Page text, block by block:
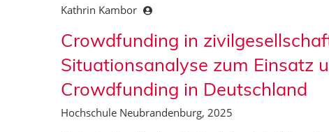
Kathrin Kambor
Crowdfunding in
Situationsanalyse zum Einsatz
Crowdfunding in Deutschland
Hochschule Neubrandenburg, 2025